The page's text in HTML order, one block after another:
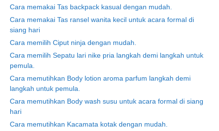
Cara memakai Tas backpack kasual dengan mudah.
Cara memakai Tas ransel wanita kecil untuk acara formal di
siang hari
Cara memilih Ciput ninja dengan mudah.
Cara memilih Sepatu lari nike pria langkah demi langkah untuk
pemula.
Cara memutihkan Body lotion aroma parfum langkah demi
langkah untuk pemula.
Cara memutihkan Body wash susu untuk acara formal di siang
hari
Cara memutihkan Kacamata kotak dengan mudah.